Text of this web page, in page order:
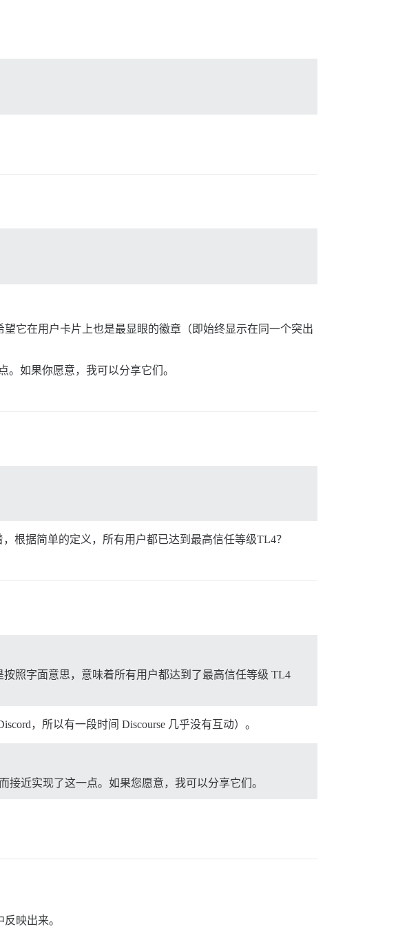
它在用户卡片上也是最显眼的徽章（即始终显示在同一个突出
如果你愿意，我可以分享它们。
根据简单的定义，所有用户都已达到最高信任等级TL4？
照字面意思，意味着所有用户都达到了最高信任等级 TL4
，所以有一段时间 Discourse 几乎没有互动）。
近实现了这一点。如果您愿意，我可以分享它们。
映出来。